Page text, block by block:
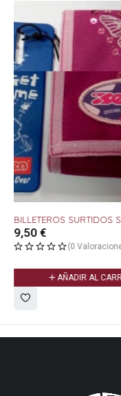
BILLETEROS SURTIDOS
9,50 €
(0
AÑADIR AL